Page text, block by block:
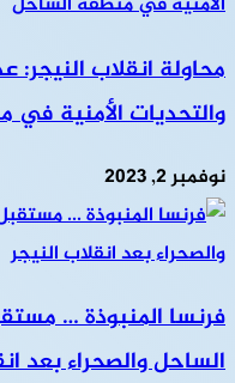
محاولة انقلاب النيجر:
والتحديات الأمنية
نوفمبر 2, 2023
فرنسا المنبوذة …
الساحل والصحراء بعد